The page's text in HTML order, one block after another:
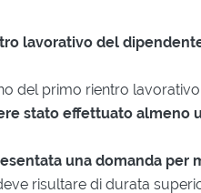
lavorativo del
del primo rientro lavorativo.
stato effettuato almeno
una domanda per
risultare di durata